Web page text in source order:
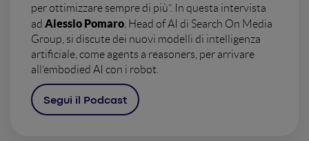
per ottimizzare sempre di più”. In questa intervista
ad Alessio Pomaro, Head of AI di Search On Media
Group, si discute dei nuovi modelli di intelligenza
artificiale, come agents a reasoners, per arrivare
all’embodied AI con i robot.
Segui il Podcast